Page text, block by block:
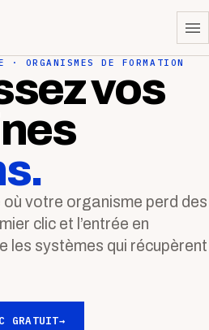
· ORGANISMES DE FORMATION
vos
où votre organisme perd des
clic et l’entrée en
les systèmes qui récupèrent
GRATUIT→